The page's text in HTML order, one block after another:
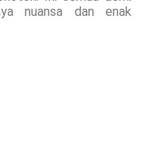
nuansa dan enak